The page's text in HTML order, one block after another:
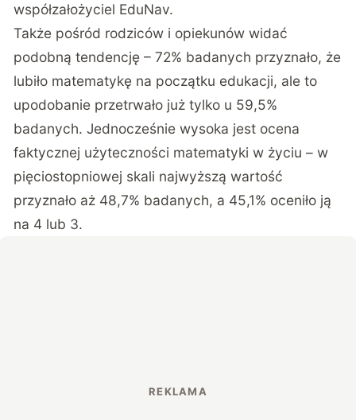
współzałożyciel EduNav.
Także pośród rodziców i opiekunów widać
podobną tendencję – 72% badanych przyznało, że
lubiło matematykę na początku edukacji, ale to
upodobanie przetrwało już tylko u 59,5%
badanych. Jednocześnie wysoka jest ocena
faktycznej użyteczności matematyki w życiu – w
pięciostopniowej skali najwyższą wartość
przyznało aż 48,7% badanych, a 45,1% oceniło ją
na 4 lub 3.